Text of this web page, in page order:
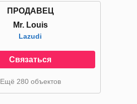
ПРОДАВЕЦ
Mr. Louis
Lazudi
Связаться
Ещё 280 объектов